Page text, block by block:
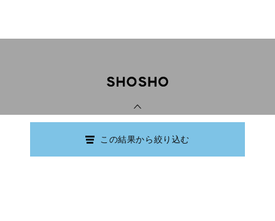
この結果から絞り込む
Copyright © Ishikawa Prefectural Library.